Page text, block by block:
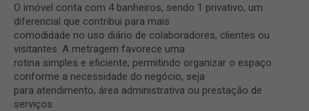
O imóvel conta com 4 banheiros, sendo 1 privativo, um
diferencial que contribui para mais
comodidade no uso diário de colaboradores, clientes ou
visitantes. A metragem favorece uma
rotina simples e eficiente, permitindo organizar o espaço
conforme a necessidade do negócio, seja
para atendimento, área administrativa ou prestação de
serviços.